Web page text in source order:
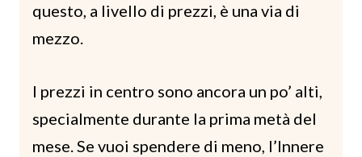
questo, a livello di prezzi, è una via di
mezzo.
I prezzi in centro sono ancora un po’ alti,
specialmente durante la prima metà del
mese. Se vuoi spendere di meno, l’Innere